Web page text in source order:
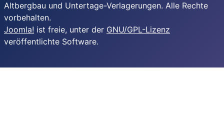
Altbergbau und Untertage-Verlagerungen. Alle Rechte
vorbehalten.
Joomla! ist freie, unter der GNU/GPL-Lizenz
veröffentlichte Software.